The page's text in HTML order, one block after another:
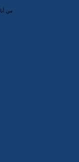
من أنا